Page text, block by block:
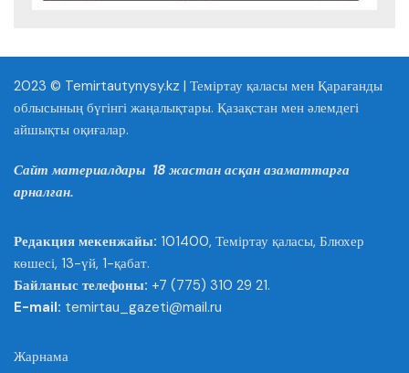
2023 © Temirtautynysy.kz | Теміртау қаласы мен Қарағанды
облысының бүгінгі жаңалықтары. Қазақстан мен әлемдегі
айшықты оқиғалар.
Сайт материалдары 18 жастан асқан азаматтарға
арналған.
Редакция мекенжайы: 101400, Теміртау қаласы, Блюхер
көшесі, 13-үй, 1-қабат.
Байланыс телефоны: +7 (775) 310 29 21.
E-mail: temirtau_gazeti@mail.ru
Жарнама